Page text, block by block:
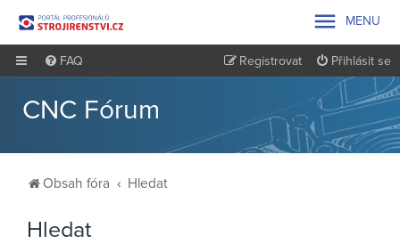
 MENU
FAQ Přihlásit se
Registrovat
CNC Fórum
Obsah fóra Hledat
Hledat